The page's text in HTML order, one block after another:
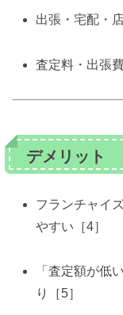
出張・宅配・
査定料・出張
デメリット
フランチャイ
やすい［4］
「査定額が低
り［5］